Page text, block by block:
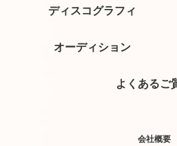
ディスコグラフィ
オーディション
よくあるご
会社概要